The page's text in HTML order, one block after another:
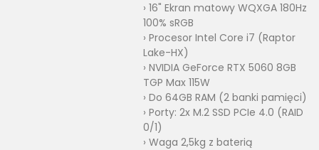
› 16" Ekran matowy WQXGA 180Hz
100% sRGB
› Procesor Intel Core i7 (Raptor
Lake-HX)
› NVIDIA GeForce RTX 5060 8GB
TGP Max 115W
› Do 64GB RAM (2 banki pamięci)
› Porty: 2x M.2 SSD PCIe 4.0 (RAID
0/1)
› Waga 2,5kg z baterią